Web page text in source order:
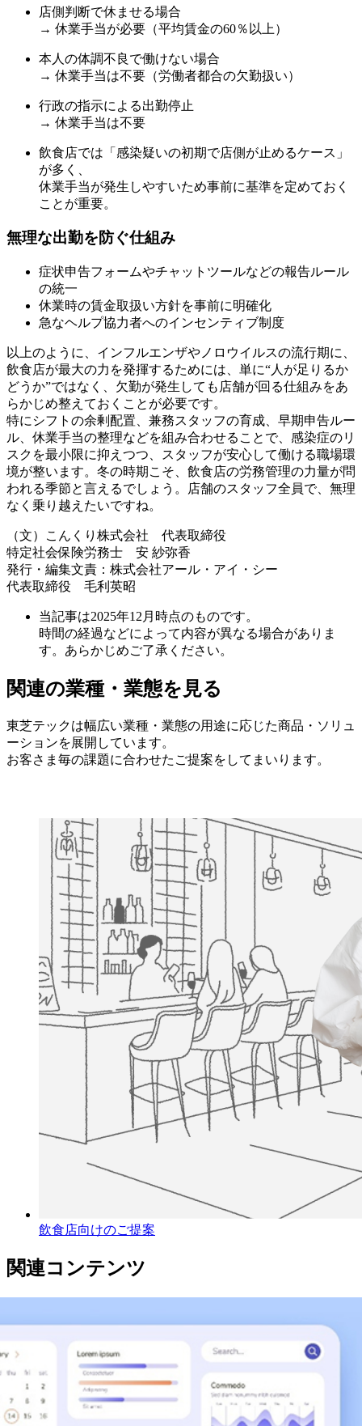
店側判断で休ませる場合
→ 休業手当が必要（平均賃金の60％以上）
本人の体調不良で働けない場合
→ 休業手当は不要（労働者都合の欠勤扱い）
行政の指示による出勤停止
→ 休業手当は不要
飲食店では「感染疑いの初期で店側が止めるケース」
が多く、
休業手当が発生しやすいため事前に基準を定めておく
ことが重要。
無理な出勤を防ぐ仕組み
症状申告フォームやチャットツールなどの報告ルール
の統一
休業時の賃金取扱い方針を事前に明確化
急なヘルプ協力者へのインセンティブ制度
以上のように、インフルエンザやノロウイルスの流行期に、
飲食店が最大の力を発揮するためには、単に“人が足りるか
どうか”ではなく、欠勤が発生しても店舗が回る仕組みをあ
らかじめ整えておくことが必要です。
特にシフトの余剰配置、兼務スタッフの育成、早期申告ルー
ル、休業手当の整理などを組み合わせることで、感染症のリ
スクを最小限に抑えつつ、スタッフが安心して働ける職場環
境が整います。冬の時期こそ、飲食店の労務管理の力量が問
われる季節と言えるでしょう。店舗のスタッフ全員で、無理
なく乗り越えたいですね。
（文）こんくり株式会社 代表取締役
特定社会保険労務士 安 紗弥香
発行・編集文責：株式会社アール・アイ・シー
代表取締役 毛利英昭
当記事は2025年12月時点のものです。
時間の経過などによって内容が異なる場合がありま
す。あらかじめご了承ください。
関連の業種・業態を見る
東芝テックは幅広い業種・業態の用途に応じた商品・ソリュ
ーションを展開しています。
お客さま毎の課題に合わせたご提案をしてまいります。
飲食店向けのご提案
関連コンテンツ